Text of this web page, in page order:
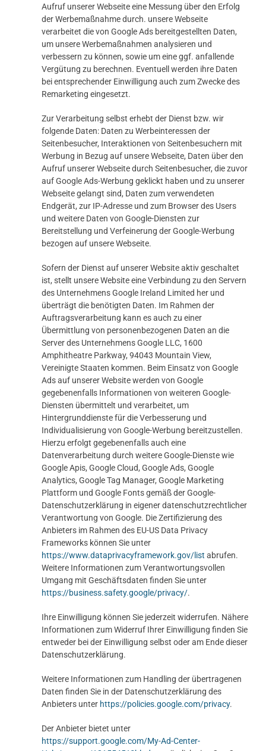
Aufruf unserer Webseite eine Messung über den Erfolg
der Werbemaßnahme durch. unsere Webseite
verarbeitet die von Google Ads bereitgestellten Daten,
um unsere Werbemaßnahmen analysieren und
verbessern zu können, sowie um eine ggf. anfallende
Vergütung zu berechnen. Eventuell werden ihre Daten
bei entsprechender Einwilligung auch zum Zwecke des
Remarketing eingesetzt.
Zur Verarbeitung selbst erhebt der Dienst bzw. wir
folgende Daten: Daten zu Werbeinteressen der
Seitenbesucher, Interaktionen von Seitenbesuchern mit
Werbung in Bezug auf unsere Webseite, Daten über den
Aufruf unserer Webseite durch Seitenbesucher, die zuvor
auf Google Ads-Werbung geklickt haben und zu unserer
Webseite gelangt sind, Daten zum verwendeten
Endgerät, zur IP-Adresse und zum Browser des Users
und weitere Daten von Google-Diensten zur
Bereitstellung und Verfeinerung der Google-Werbung
bezogen auf unsere Webseite.
Sofern der Dienst auf unserer Website aktiv geschaltet
ist, stellt unsere Website eine Verbindung zu den Servern
des Unternehmens Google Ireland Limited her und
überträgt die benötigten Daten. Im Rahmen der
Auftragsverarbeitung kann es auch zu einer
Übermittlung von personenbezogenen Daten an die
Server des Unternehmens Google LLC, 1600
Amphitheatre Parkway, 94043 Mountain View,
Vereinigte Staaten kommen. Beim Einsatz von Google
Ads auf unserer Website werden von Google
gegebenenfalls Informationen von weiteren Google-
Diensten übermittelt und verarbeitet, um
Hintergrunddienste für die Verbesserung und
Individualisierung von Google-Werbung bereitzustellen.
Hierzu erfolgt gegebenenfalls auch eine
Datenverarbeitung durch weitere Google-Dienste wie
Google Apis, Google Cloud, Google Ads, Google
Analytics, Google Tag Manager, Google Marketing
Plattform und Google Fonts gemäß der Google-
Datenschutzerklärung in eigener datenschutzrechtlicher
Verantwortung von Google. Die Zertifizierung des
Anbieters im Rahmen des EU-US Data Privacy
Frameworks können Sie unter
https://www.dataprivacyframework.gov/list abrufen.
Weitere Informationen zum Verantwortungsvollen
Umgang mit Geschäftsdaten finden Sie unter
https://business.safety.google/privacy/.
Ihre Einwilligung können Sie jederzeit widerrufen. Nähere
Informationen zum Widerruf Ihrer Einwilligung finden Sie
entweder bei der Einwilligung selbst oder am Ende dieser
Datenschutzerklärung.
Weitere Informationen zum Handling der übertragenen
Daten finden Sie in der Datenschutzerklärung des
Anbieters unter https://policies.google.com/privacy.
Der Anbieter bietet unter
https://support.google.com/My-Ad-Center-